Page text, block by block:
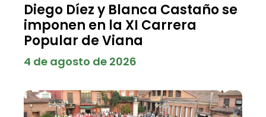
Diego Díez y Blanca Castaño se
imponen en la XI Carrera
Popular de Viana
4 de agosto de 2026